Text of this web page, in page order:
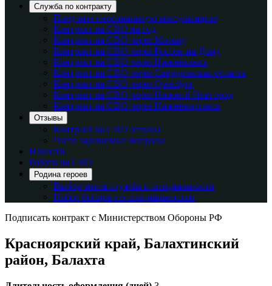
Служба по контракту
Получите персональную консультацию
Контракт на СВО на год
Контракт на СВО через Москву
Контракт на СВО через Ростов-на-Дону
Контракт на СВО через Нижнекамск
Контракт на СВО через Свердловская область
Контракт на СВО через Оренбург
Контракт на СВО через Нижний Новгород
Контракт на СВО через Нижневартовск
Отзывы
Контракт на СВО отзывы
Часто задаваемые вопросы
Новости
Работа на СВО
Родина героев
Выбор места службы и специальности
Набор бойцов по специальностям
Подписать контракт с Министерством Обороны РФ
Красноярский край, Балахтинский
район, Балахта